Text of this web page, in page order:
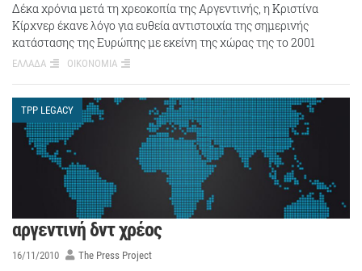
Δέκα χρόνια μετά τη χρεοκοπία της Αργεντινής, η Κριστίνα
Κίρχνερ έκανε λόγο για ευθεία αντιστοιχία της σημερινής
κατάστασης της Ευρώπης με εκείνη της χώρας της το 2001
ΕΛΛΑΔΑ ΟΙΚΟΝΟΜΙΑ
TPP LEGACY
αργεντινή δντ χρέος
16/11/2010 The Press Project